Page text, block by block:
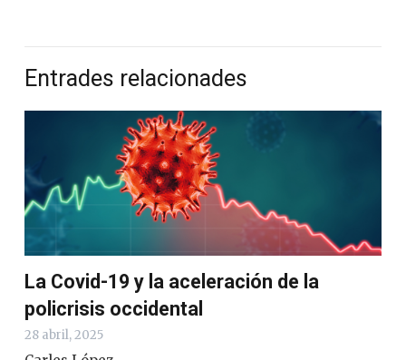
Entrades relacionades
La Covid-19 y la aceleración de la
policrisis occidental
28 abril, 2025